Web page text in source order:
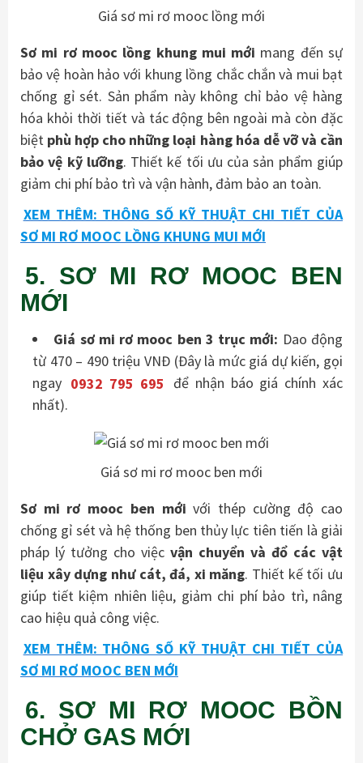
Giá sơ mi rơ mooc lồng mới
Sơ mi rơ mooc lồng khung mui mới mang đến sự
bảo vệ hoàn hảo với khung lồng chắc chắn và mui bạt
chống gỉ sét. Sản phẩm này không chỉ bảo vệ hàng
hóa khỏi thời tiết và tác động bên ngoài mà còn đặc
biệt phù hợp cho những loại hàng hóa dễ vỡ và cần
bảo vệ kỹ lưỡng. Thiết kế tối ưu của sản phẩm giúp
giảm chi phí bảo trì và vận hành, đảm bảo an toàn.
XEM THÊM: THÔNG SỐ KỸ THUẬT CHI TIẾT CỦA
SƠ MI RƠ MOOC LỒNG KHUNG MUI MỚI
5. SƠ MI RƠ MOOC BEN
MỚI
Giá sơ mi rơ mooc ben 3 trục mới: Dao động
từ 470 – 490 triệu VNĐ (Đây là mức giá dự kiến, gọi
ngay 0932 795 695
để nhận báo giá chính xác
nhất).
Giá sơ mi rơ mooc ben mới
Sơ mi rơ mooc ben mới với thép cường độ cao
chống gỉ sét và hệ thống ben thủy lực tiên tiến là giải
pháp lý tưởng cho việc vận chuyển và đổ các vật
liệu xây dựng như cát, đá, xi măng. Thiết kế tối ưu
giúp tiết kiệm nhiên liệu, giảm chi phí bảo trì, nâng
cao hiệu quả công việc.
XEM THÊM: THÔNG SỐ KỸ THUẬT CHI TIẾT CỦA
SƠ MI RƠ MOOC BEN MỚI
6. SƠ MI RƠ MOOC BỒN
CHỞ GAS MỚI